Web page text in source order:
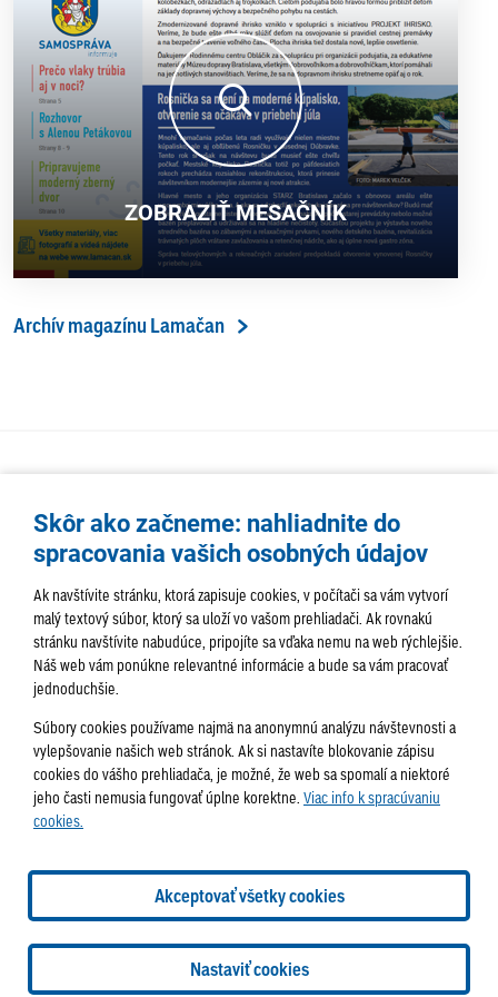
ZOBRAZIŤ MESAČNÍK
Archív magazínu Lamačan
AKTUALITY TÉMA SAMOSPRÁVA
SERVIS
HISTÓRIA PODUJATIA
info@lamac.sk
Dispečing: dispecing@lamac.sk
Doručovanie
novín
Tlačené vydania
Sadzobník inzercie
2026 © Mestská časť Bratislava-Lamač
Tvorba web stránok a
AlejTech, spol. s r.o.
Skôr ako začneme: nahliadnite do
spracovania vašich osobných údajov
Ak navštívite stránku, ktorá zapisuje cookies, v počítači sa vám vytvorí
malý textový súbor, ktorý sa uloží vo vašom prehliadači. Ak rovnakú
stránku navštívite nabudúce, pripojíte sa vďaka nemu na web rýchlejšie.
Náš web vám ponúkne relevantné informácie a bude sa vám pracovať
jednoduchšie.
Súbory cookies používame najmä na anonymnú analýzu návštevnosti a
vylepšovanie našich web stránok. Ak si nastavíte blokovanie zápisu
cookies do vášho prehliadača, je možné, že web sa spomalí a niektoré
jeho časti nemusia fungovať úplne korektne. Viac info k spracúvaniu
cookies.
Akceptovať všetky cookies
Nastaviť cookies